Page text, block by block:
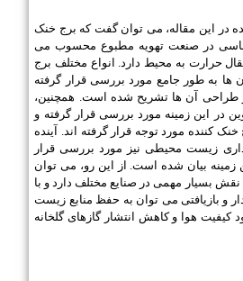
در این مقاله، می توان گفت که برج خنک
اساسی در صنعت تهویه مطبوع محسوب می
حرارت به محیط دارد. انواع مختلف برج
ها به طور جامع مورد بررسی قرار گرفته
طراحی آن ها تشریح شده است. همچنین،
در این زمینه مورد بررسی قرار گرفته و
کننده مورد توجه قرار گرفته اند. آینده
زیست محیطی نیز مورد بررسی قرار
زمینه بیان شده است. از این رو، می توان
نقش بسیار مهمی در صنایع مختلف دارد و با
و بازیافتی می توان به حفظ منابع زیست
کیفیت هوا و کاهش انتشار گازهای گلخانه